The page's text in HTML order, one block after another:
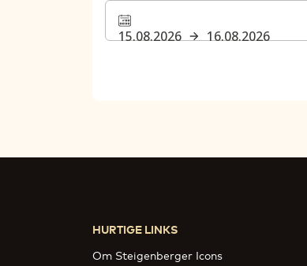
15.08.2026 16.08.2026
HURTIGE LINKS
Om Steigenberger Icons